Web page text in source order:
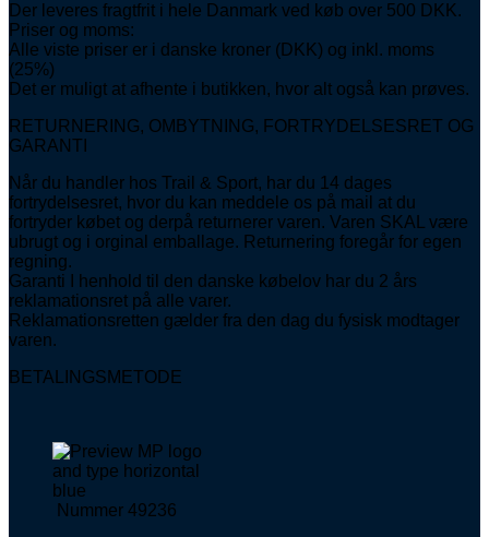
Der leveres fragtfrit i hele Danmark ved køb over 500 DKK.
Priser og moms:
Alle viste priser er i danske kroner (DKK) og inkl. moms
(25%)
Det er muligt at afhente i butikken, hvor alt også kan prøves.
RETURNERING, OMBYTNING, FORTRYDELSESRET OG
GARANTI
Når du handler hos Trail & Sport, har du 14 dages
fortrydelsesret, hvor du kan meddele os på mail at du
fortryder købet og derpå returnerer varen. Varen SKAL være
ubrugt og i orginal emballage. Returnering foregår for egen
regning.
Garanti I henhold til den danske købelov har du 2 års
reklamationsret på alle varer.
Reklamationsretten gælder fra den dag du fysisk modtager
varen.
BETALINGSMETODE
Nummer 49236